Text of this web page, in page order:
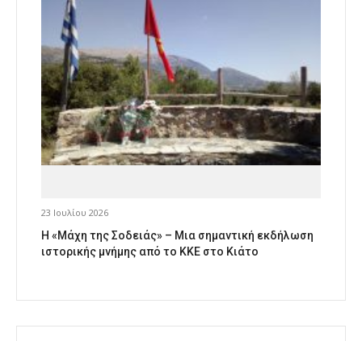
23 Ιουλίου 2026
Η «Μάχη της Σοδειάς» – Μια σημαντική εκδήλωση
ιστορικής μνήμης από το ΚΚΕ στο Κιάτο